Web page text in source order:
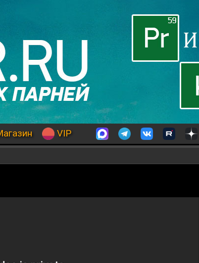
VIP